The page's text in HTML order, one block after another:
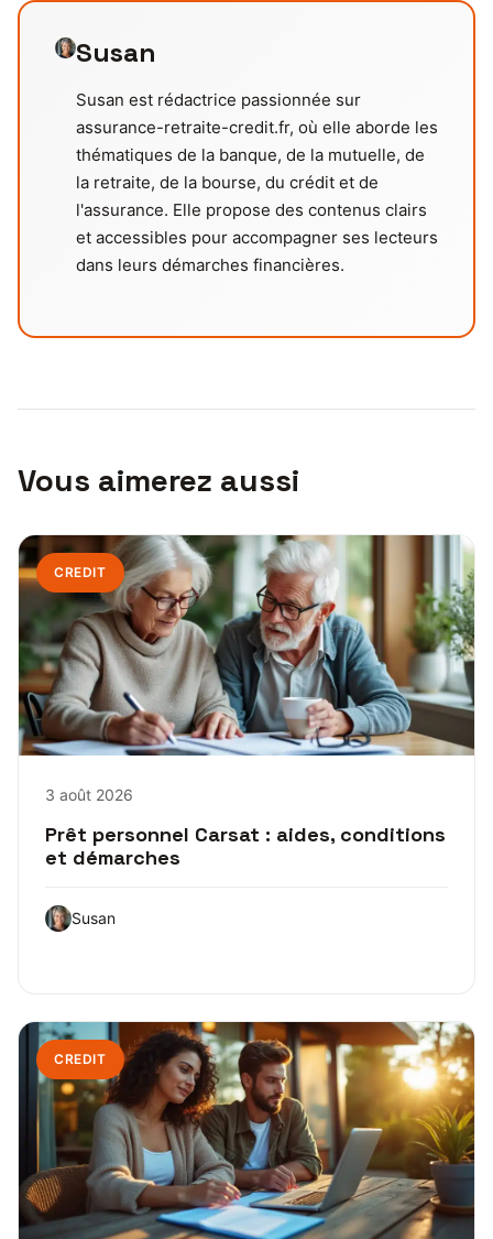
Susan
Susan est rédactrice passionnée sur
assurance-retraite-credit.fr, où elle aborde les
thématiques de la banque, de la mutuelle, de
la retraite, de la bourse, du crédit et de
l'assurance. Elle propose des contenus clairs
et accessibles pour accompagner ses lecteurs
dans leurs démarches financières.
Vous aimerez aussi
CREDIT
3 août 2026
Prêt personnel Carsat : aides, conditions
et démarches
Susan
CREDIT